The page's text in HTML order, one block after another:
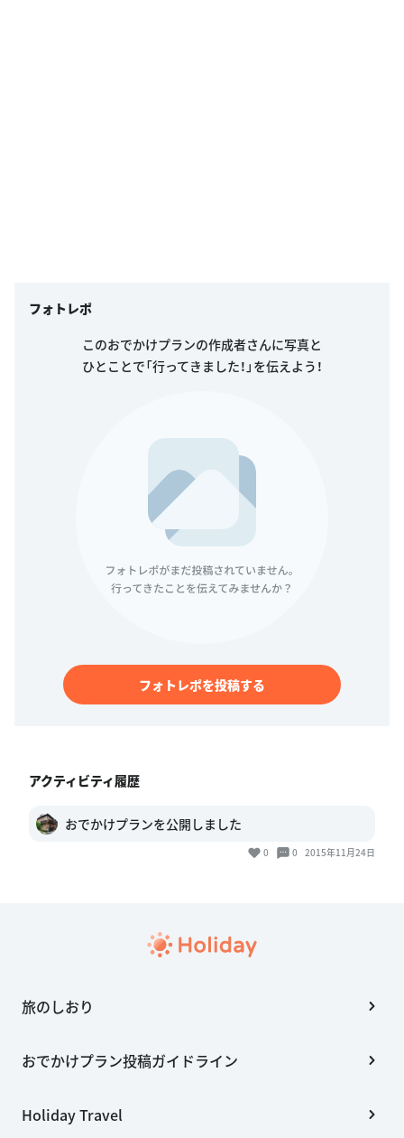
フォトレポ
このおでかけプランの作成者さんに写真と
ひとことで「行ってきました！」を伝えよう！
フォトレポを投稿する
アクティビティ履歴
おでかけプランを公開しました
0 0 2015年11月24日
旅のしおり
おでかけプラン投稿ガイドライン
Holiday Travel